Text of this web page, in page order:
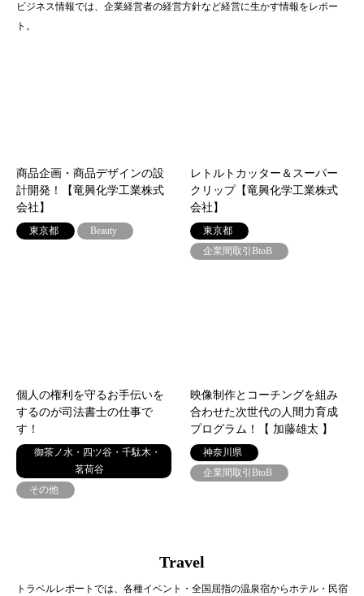
ビジネス情報では、企業経営者の経営方針など経営に生かす情報をレポー
ト。
商品企画・商品デザインの設
計開発！【竜興化学工業株式
会社】
東京都 Beauty
レトルトカッター＆スーパー
クリップ【竜興化学工業株式
会社】
東京都
企業間取引BtoB
個人の権利を守るお手伝いを
するのが司法書士の仕事で
す！
御茶ノ水・四ツ谷・千駄木・
茗荷谷
その他
映像制作とコーチングを組み
合わせた次世代の人間力育成
プログラム！【 加藤雄太 】
神奈川県
企業間取引BtoB
Travel
トラベルレポートでは、各種イベント・全国屈指の温泉宿からホテル・民宿